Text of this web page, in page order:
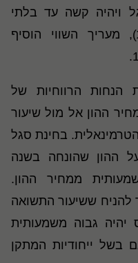
ויהיה קשה עד בלתי
מעריך השווי הוסיף
הרווחיות של
ההון אל מול שיעור
בחינת סגל
ההון שהונחה בשנה
ממחיר ההון.
להניח ששיעור התשואה
גבוה משמעותית
בשל ייחודיות המתקן